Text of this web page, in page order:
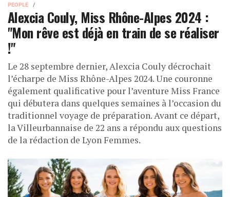
PEOPLE
Alexcia Couly, Miss Rhône-Alpes 2024 :
"Mon rêve est déjà en train de se réaliser
!"
Le 28 septembre dernier, Alexcia Couly décrochait
l’écharpe de Miss Rhône-Alpes 2024. Une couronne
également qualificative pour l’aventure Miss France
qui débutera dans quelques semaines à l’occasion du
traditionnel voyage de préparation. Avant ce départ,
la Villeurbannaise de 22 ans a répondu aux questions
de la rédaction de Lyon Femmes.